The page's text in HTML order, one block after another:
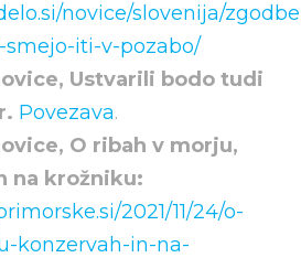
novice/slovenija/
iti-v-pozabo/
Ustvarili bodo tudi
Povezava.
O ribah v morju,
na krožniku:
2021/11/24/o-
konzervah-in-na-